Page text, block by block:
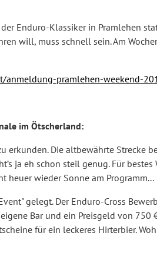
Enduro-Klassiker in Pramlehen
will, muss schnell sein. Am
anmeldung-pramlehen-weekend-
im Ötscherland:
erkunden. Die altbewährte Strecke
ja eh schon steil genug. Für
heuer wieder Sonne am Programm...
gelegt. Der Enduro-Cross
Bar und ein Preisgeld von 750
für ein leckeres Hirterbier.